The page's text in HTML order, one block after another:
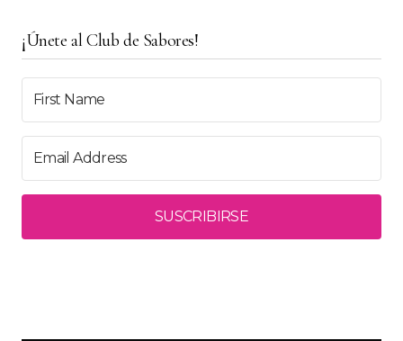
¡Únete al Club de Sabores!
SUSCRIBIRSE